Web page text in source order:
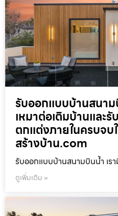
รับออกแบบบ้านสนาม
เหมาต่อเติมบ้านและ
ตกแต่งภายในครบจบ
สร้างบ้าน.com
รับออกแบบบ้านสนามบินน้ำ เรา
ดูเพิ่มเติม »